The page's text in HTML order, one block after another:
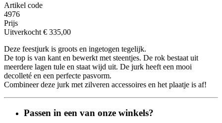
Artikel code
4976
Prijs
Uitverkocht € 335,00
Deze feestjurk is groots en ingetogen tegelijk.
De top is van kant en bewerkt met steentjes. De rok bestaat uit
meerdere lagen tule en staat wijd uit. De jurk heeft een mooi
decolleté en een perfecte pasvorm.
Combineer deze jurk met zilveren accessoires en het plaatje is af!
Passen in een van onze winkels?